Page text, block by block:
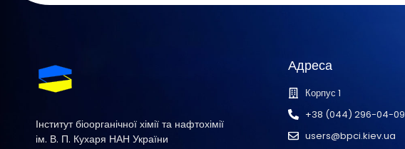
Інститут біоорганічної хімії та нафтохімії
ім. В. П. Кухаря НАН України
Адреса
Корпус 1
+38 (044) 296-04-09
users@bpci.kiev.ua